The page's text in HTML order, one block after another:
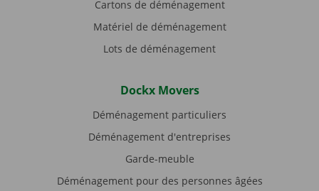
Cartons de déménagement
Matériel de déménagement
Lots de déménagement
Dockx Movers
Déménagement particuliers
Déménagement d'entreprises
Garde-meuble
Déménagement pour des personnes âgées